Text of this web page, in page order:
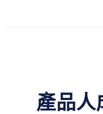
產品人